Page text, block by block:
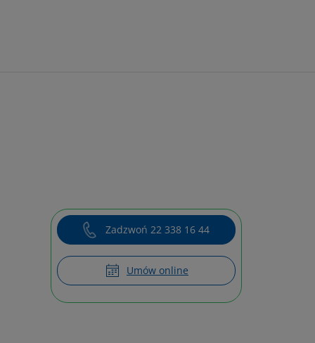
Zadzwoń 22 338 16 44
Umów online